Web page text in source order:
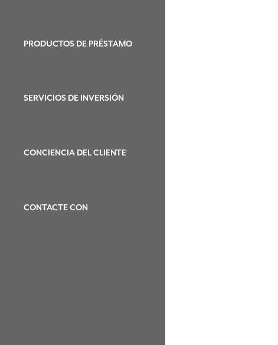
PRODUCTOS DE PRÉSTAMO
SERVICIOS DE INVERSIÓN
CONCIENCIA DEL CLIENTE
CONTACTE CON